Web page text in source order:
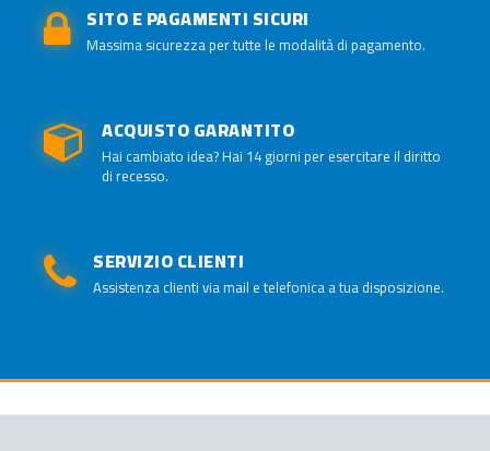
SITO E PAGAMENTI SICURI
Massima sicurezza per tutte le modalità di pagamento.
ACQUISTO GARANTITO
Hai cambiato idea? Hai 14 giorni per esercitare il diritto
di recesso.
SERVIZIO CLIENTI
Assistenza clienti via mail e telefonica a tua disposizione.